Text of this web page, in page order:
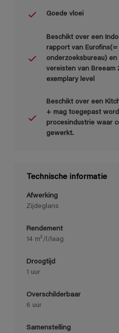
Goede vloei
Beschikt over een
rapport van
onderzoeksbureau)
vereisten van Breeam
exemplary level
Beschikt over een
+ mag toegepast
procesindustrie waar
gewerkt.
Technische informatie
Afwerking
Zijdeglans
Rendement
14 m²/l/laag
Droogtijd
1 uur
Overschilderbaar
6 uur
Samenstelling